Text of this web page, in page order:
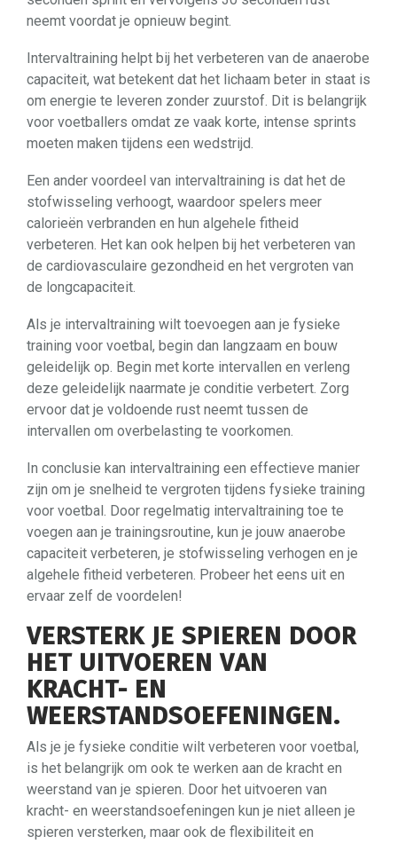
neemt voordat je opnieuw begint.
Intervaltraining helpt bij het verbeteren van de anaerobe
capaciteit, wat betekent dat het lichaam beter in staat is
om energie te leveren zonder zuurstof. Dit is belangrijk
voor voetballers omdat ze vaak korte, intense sprints
moeten maken tijdens een wedstrijd.
Een ander voordeel van intervaltraining is dat het de
stofwisseling verhoogt, waardoor spelers meer
calorieën verbranden en hun algehele fitheid
verbeteren. Het kan ook helpen bij het verbeteren van
de cardiovasculaire gezondheid en het vergroten van
de longcapaciteit.
Als je intervaltraining wilt toevoegen aan je fysieke
training voor voetbal, begin dan langzaam en bouw
geleidelijk op. Begin met korte intervallen en verleng
deze geleidelijk naarmate je conditie verbetert. Zorg
ervoor dat je voldoende rust neemt tussen de
intervallen om overbelasting te voorkomen.
In conclusie kan intervaltraining een effectieve manier
zijn om je snelheid te vergroten tijdens fysieke training
voor voetbal. Door regelmatig intervaltraining toe te
voegen aan je trainingsroutine, kun je jouw anaerobe
capaciteit verbeteren, je stofwisseling verhogen en je
algehele fitheid verbeteren. Probeer het eens uit en
ervaar zelf de voordelen!
VERSTERK JE SPIEREN DOOR
HET UITVOEREN VAN
KRACHT- EN
WEERSTANDSOEFENINGEN.
Als je je fysieke conditie wilt verbeteren voor voetbal,
is het belangrijk om ook te werken aan de kracht en
weerstand van je spieren. Door het uitvoeren van
kracht- en weerstandsoefeningen kun je niet alleen je
spieren versterken, maar ook de flexibiliteit en